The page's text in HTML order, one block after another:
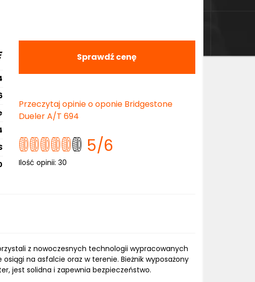
Sprawdź cenę
Przeczytaj opinie o oponie Bridgestone
Dueler A/T 694
5/6
Ilość opinii: 30
z nowoczesnych technologii wypracowanych
na asfalcie oraz w terenie. Bieżnik wyposażony
jest solidna i zapewnia bezpieczeństwo.